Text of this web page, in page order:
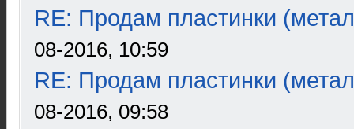
RE: Продам пластинки
08-2016, 10:59
RE: Продам пластинки
08-2016, 09:58